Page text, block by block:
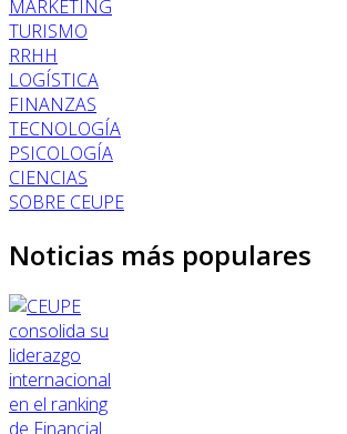
MARKETING
TURISMO
RRHH
LOGÍSTICA
FINANZAS
TECNOLOGÍA
PSICOLOGÍA
CIENCIAS
SOBRE CEUPE
Noticias más populares